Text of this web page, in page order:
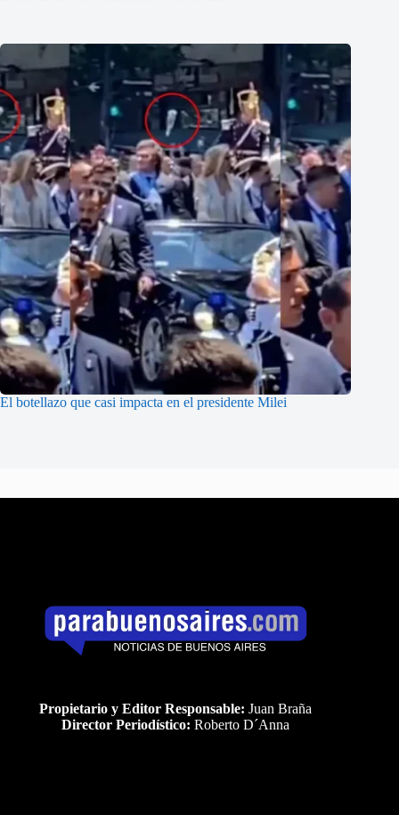
El botellazo que casi impacta en el presidente Milei
Propietario y Editor Responsable: Juan Braña
Director Periodístico: Roberto D´Anna